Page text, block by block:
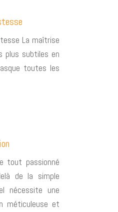
La maîtrise
plus subtiles en
toutes les
tout passionné
de la simple
nécessite une
méticuleuse et